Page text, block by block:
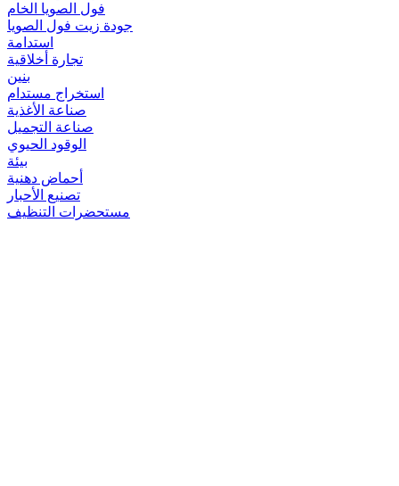
فول الصويا الخام
جودة زيت فول الصويا
استدامة
تجارة أخلاقية
بنين
استخراج مستدام
صناعة الأغذية
صناعة التجميل
الوقود الحيوي
بيئة
أحماض دهنية
تصنيع الأحبار
مستحضرات التنظيف